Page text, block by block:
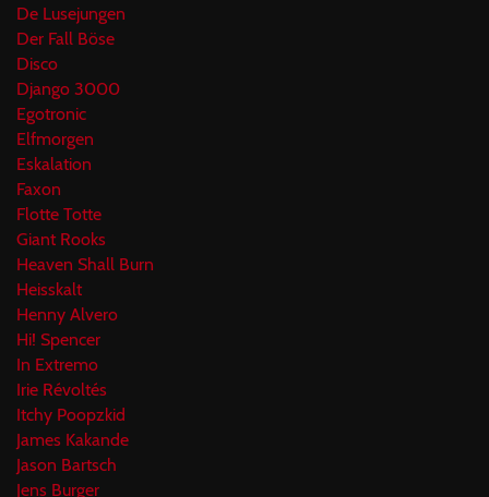
De Lusejungen
Der Fall Böse
Disco
Django 3000
Egotronic
Elfmorgen
Eskalation
Faxon
Flotte Totte
Giant Rooks
Heaven Shall Burn
Heisskalt
Henny Alvero
Hi! Spencer
In Extremo
Irie Révoltés
Itchy Poopzkid
James Kakande
Jason Bartsch
Jens Burger